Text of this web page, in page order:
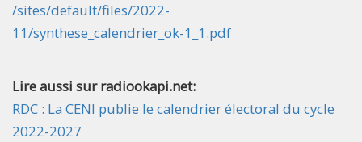
/sites/default/files/2022-
11/synthese_calendrier_ok-1_1.pdf
Lire aussi sur radiookapi.net:
RDC : La CENI publie le calendrier électoral du cycle
2022-2027